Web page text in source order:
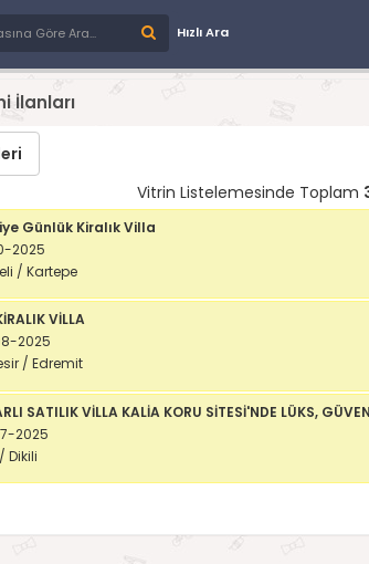
Hızlı Ara
İlanları
Vitrin Listelemesinde Toplam
Günlük Kiralık Villa
2025
/ Kartepe
VİLLA
2025
/ Edremit
SATILIK VİLLA KALİA KORU SİTESİ'NDE LÜKS,
2025
Dikili